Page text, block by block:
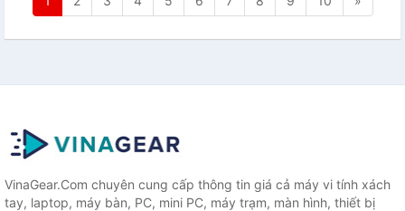
VinaGear.Com chuyên cung cấp thông tin giá cả máy vi tính xách
tay, laptop, máy bàn, PC, mini PC, máy trạm, màn hình, thiết bị